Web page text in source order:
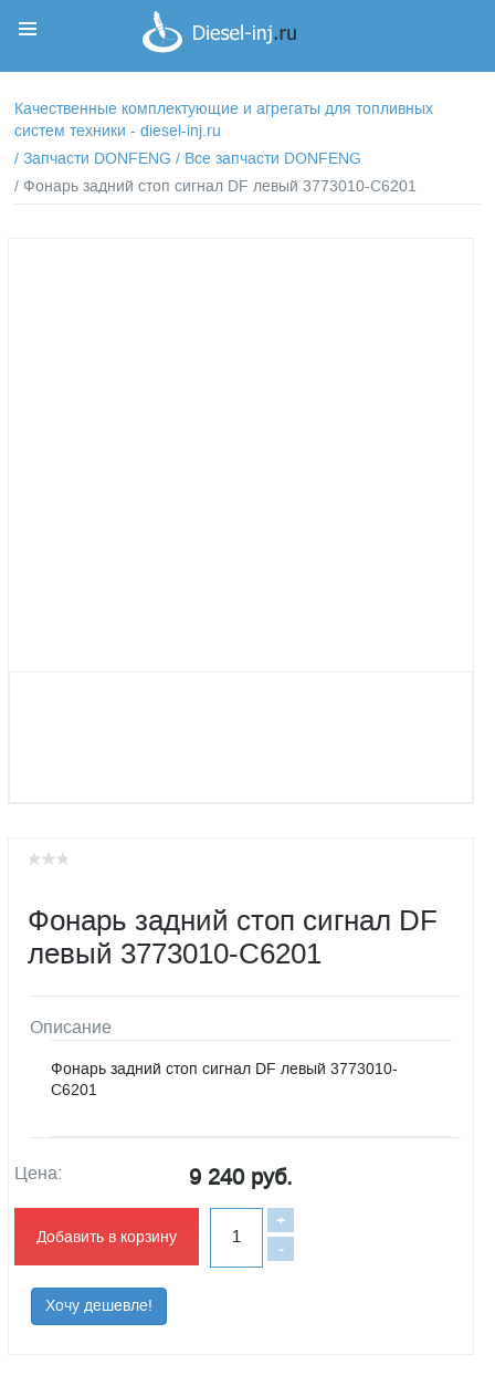
Качественные комплектующие и агрегаты для топливных
систем техники - diesel-inj.ru
/Запчасти DONFENG / Все запчасти DONFENG
/ Фонарь задний стоп сигнал DF левый 3773010-C6201
Фонарь задний стоп сигнал DF
левый 3773010-C6201
Описание
Фонарь задний стоп сигнал DF левый 3773010-
C6201
Цена: 9 240 руб.
Добавить в корзину
-
+
Хочу дешевле!